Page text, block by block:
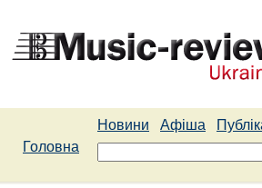
Новини Афіша
Головна